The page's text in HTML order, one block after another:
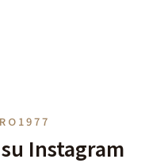
Instagram